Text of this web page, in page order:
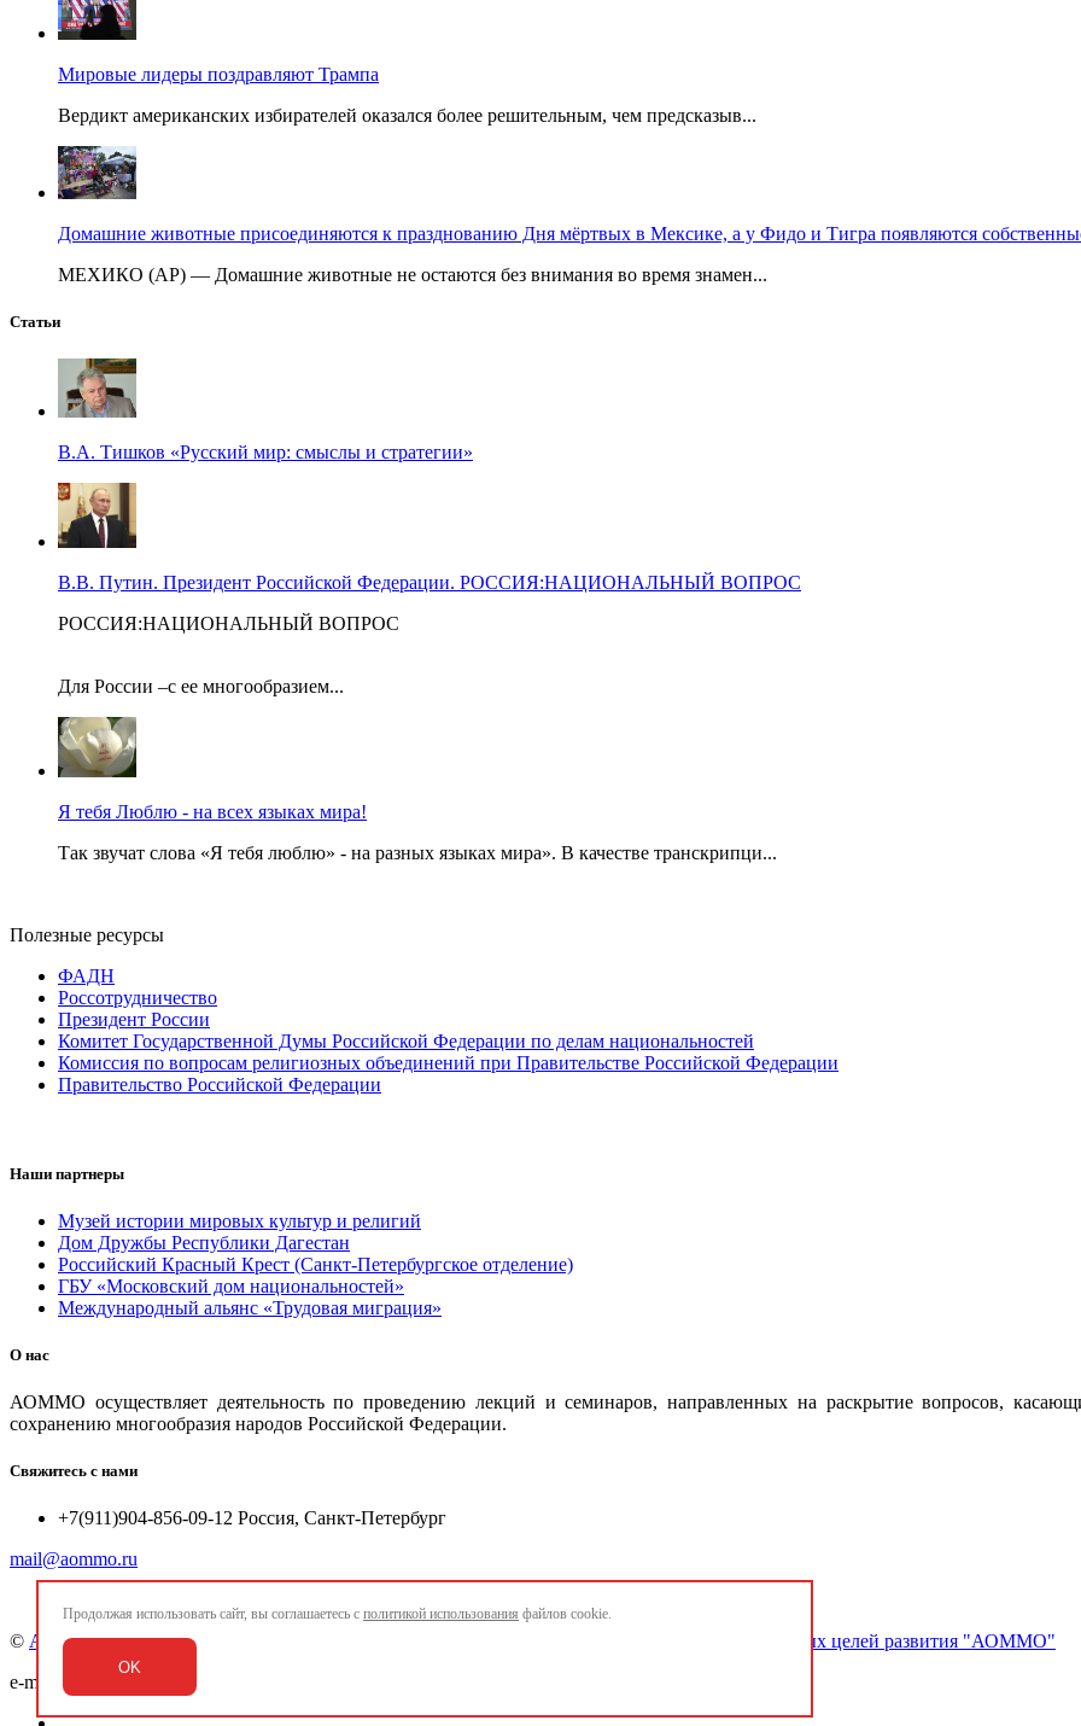
Мировые лидеры поздравляют Трампа
Вердикт американских избирателей оказался более решительным, чем предсказыв...
Домашние животные присоединяются к празднованию Дня мёртвых в Мексике, а у Фидо и Тигра появляются
МЕХИКО (AP) — Домашние животные не остаются без внимания во время знамен...
Статьи
В.А. Тишков «Русский мир: смыслы и стратегии»
В.В. Путин. Президент Российской Федерации. РОССИЯ:НАЦИОНАЛЬНЫЙ ВОПРОС
РОССИЯ:НАЦИОНАЛЬНЫЙ ВОПРОС
Для России –с ее многообразием...
Я тебя Люблю - на всех языках мира!
Так звучат слова «Я тебя люблю» - на разных языках мира». В качестве транскрипци...
Полезные ресурсы
ФАДН
Россотрудничество
Президент России
Комитет Государственной Думы Российской Федерации по делам национальностей
Комиссия по вопросам религиозных объединений при Правительстве Российской Федерации
Правительство Российской Федерации
Наши партнеры
Музей истории мировых культур и религий
Дом Дружбы Республики Дагестан
Российский Красный Крест (Санкт-Петербургское отделение)
ГБУ «Московский дом национальностей»
Международный альянс «Трудовая миграция»
О нас
АОММО осуществляет деятельность по проведению лекций и семинаров, направленных на раскрытие вопросов,
сохранению многообразия народов Российской Федерации.
Свяжитесь с нами
+7(911)904-856-09-12 Россия, Санкт-Петербург
mail@aommo.ru
© Ассоциация организаций по реализации национальных проектов и достижению национальных целей развития "АОММО"
e-mail:
Продолжая использовать сайт, вы соглашаетесь с политикой использования файлов cookie.
OK